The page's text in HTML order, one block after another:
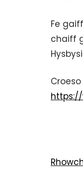
Fe
chaiff